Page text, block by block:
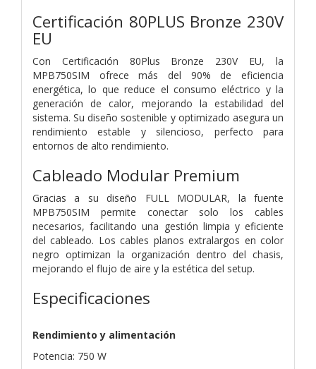
Certificación 80PLUS Bronze 230V
EU
Con Certificación 80Plus Bronze 230V EU, la
MPB750SIM ofrece más del 90% de eficiencia
energética, lo que reduce el consumo eléctrico y la
generación de calor, mejorando la estabilidad del
sistema. Su diseño sostenible y optimizado asegura un
rendimiento estable y silencioso, perfecto para
entornos de alto rendimiento.
Cableado Modular Premium
Gracias a su diseño FULL MODULAR, la fuente
MPB750SIM permite conectar solo los cables
necesarios, facilitando una gestión limpia y eficiente
del cableado. Los cables planos extralargos en color
negro optimizan la organización dentro del chasis,
mejorando el flujo de aire y la estética del setup.
Especificaciones
Rendimiento y alimentación
Potencia: 750 W